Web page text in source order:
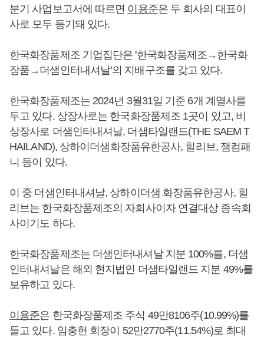
분기 사업보고서에 따르면 이용준은 두 회사의 대표이
사로 모두 등기돼 있다.
한국화장품제조 기업집단은 '한국화장품제조→한국화
장품→더샘인터내셔날’의 지배구조를 갖고 있다.
한국화장품제조는 2024년 3월31일 기준 6개 계열사를
두고 있다. 상장사로는 한국화장품제조 1곳이 있고, 비
상장사로 더샘인터내셔날, 더샘타일랜드(THE SAEM T
HAILAND), 상하이더샘화장품유한공사, 힐리브, 잼컴패
니 등이 있다.
이 중 더샘인터내셔날, 상하이더샘 화장품유한공사, 힐
리브는 한국화장품제조의 자회사이자 연결대상 종속회
사이기도 하다.
한국화장품제조는 더샘인터내셔날 지분 100%를, 더샘
인터내셔날은 해외 현지법인 더샘타일랜드 지분 49%를
보유하고 있다.
이용준은 한국화장품제조 주식 49만8106주(10.99%)를
들고 있다. 임충헌 회장이 52만2770주(11.54%)로 최대